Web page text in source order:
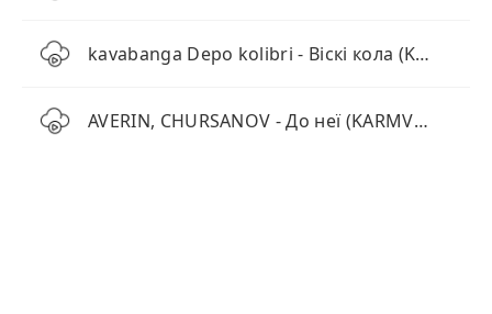
kavabanga Depo kolibri - Віскі кола (KAVA Remix)
AVERIN, CHURSANOV - До неї (KARMV REMIX)